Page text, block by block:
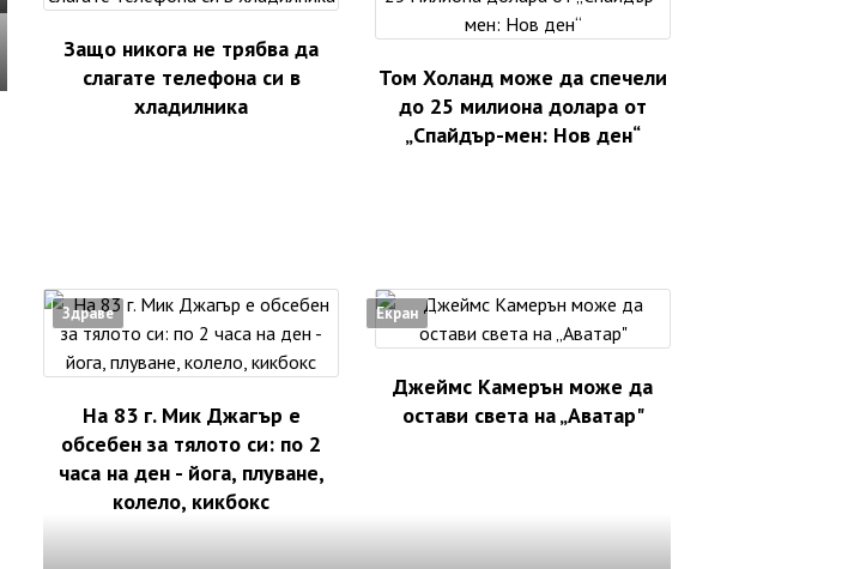
Защо никога не трябва да
слагате телефона си в
хладилника
Том Холанд може да спечели
до 25 милиона долара от
„Спайдър-мен: Нов ден“
Здраве
На 83 г. Мик Джагър е
обсебен за тялото си: по 2
часа на ден - йога, плуване,
колело, кикбокс
Екран
Джеймс Камерън може да
остави света на „Аватар"